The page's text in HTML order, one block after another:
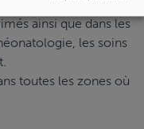
dans les unités et
ainsi que dans les
les soins
toutes les zones où